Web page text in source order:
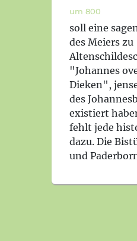
um 800
soll eine
des Meiers zu
"Johannes
Dieken",
des
existiert
fehlt jede
dazu. Die
und